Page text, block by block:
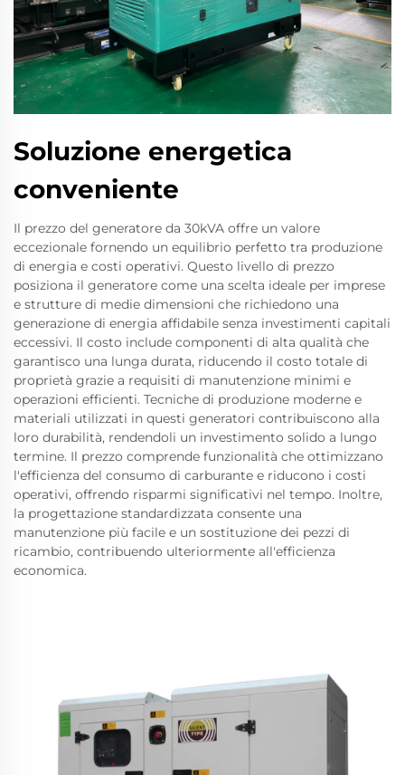
Soluzione energetica
conveniente
Il prezzo del generatore da 30kVA offre un valore
eccezionale fornendo un equilibrio perfetto tra produzione
di energia e costi operativi. Questo livello di prezzo
posiziona il generatore come una scelta ideale per imprese
e strutture di medie dimensioni che richiedono una
generazione di energia affidabile senza investimenti capitali
eccessivi. Il costo include componenti di alta qualità che
garantisco una lunga durata, riducendo il costo totale di
proprietà grazie a requisiti di manutenzione minimi e
operazioni efficienti. Tecniche di produzione moderne e
materiali utilizzati in questi generatori contribuiscono alla
loro durabilità, rendendoli un investimento solido a lungo
termine. Il prezzo comprende funzionalità che ottimizzano
l'efficienza del consumo di carburante e riducono i costi
operativi, offrendo risparmi significativi nel tempo. Inoltre,
la progettazione standardizzata consente una
manutenzione più facile e un sostituzione dei pezzi di
ricambio, contribuendo ulteriormente all'efficienza
economica.